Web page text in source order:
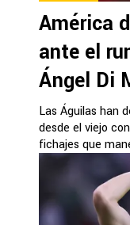
América
ante el
Ángel Di
Las Águilas han
desde el viejo
fichajes que